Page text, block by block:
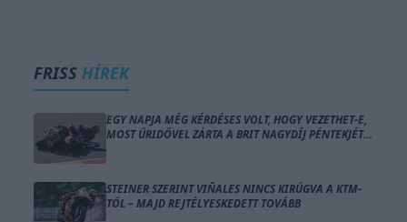
FRISS HÍREK
EGY NAPJA MÉG KÉRDÉSES VOLT, HOGY VEZETHET-E,
MOST ŰRIDŐVEL ZÁRTA A BRIT NAGYDÍJ PÉNTEKJÉT
STEINER SZERINT VIÑALES NINCS KIRÚGVA A KTM-
TŐL – MAJD REJTÉLYESKEDETT TOVÁBB